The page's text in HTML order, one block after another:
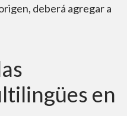
deberá agregar a
en